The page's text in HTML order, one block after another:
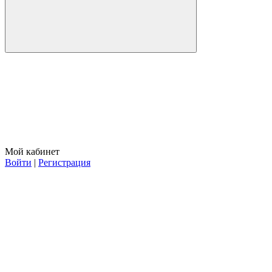
Мой кабинет
Войти | Регистрация